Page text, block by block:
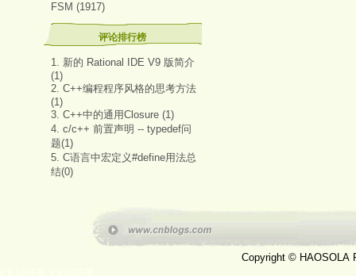
FSM (1917)
评论排行榜
1. 新的 Rational IDE V9 版简介
(1)
2. C++编程程序风格的思考方法
(1)
3. C++中的通用Closure (1)
4. c/c++ 前置声明 -- typedef问
题(1)
5. C语言中宏定义#define用法总
结(0)
Copyright © HAOSOLA